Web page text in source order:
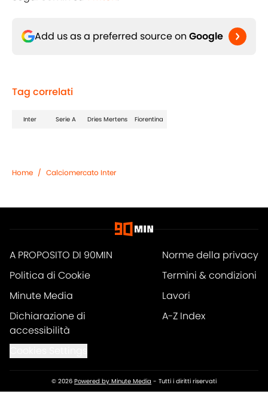
Add us as a preferred source on Google
Tag correlati
Inter Serie A Dries Mertens Fiorentina
Home / Calciomercato Inter
A PROPOSITO DI 90MIN
Norme della privacy
Politica di Cookie
Termini & condizioni
Minute Media
Lavori
Dichiarazione di
accessibilità
A-Z Index
© 2026 Powered by Minute Media - Tutti i diritti riservati